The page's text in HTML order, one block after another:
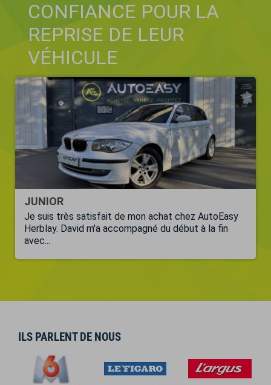
CONFIANCE POUR LA
REPRISE DE LEUR
VÉHICULE
JUNIOR
Je suis très satisfait de mon achat chez AutoEasy
Herblay. David m'a accompagné du début à la fin
avec...
ILS PARLENT DE NOUS